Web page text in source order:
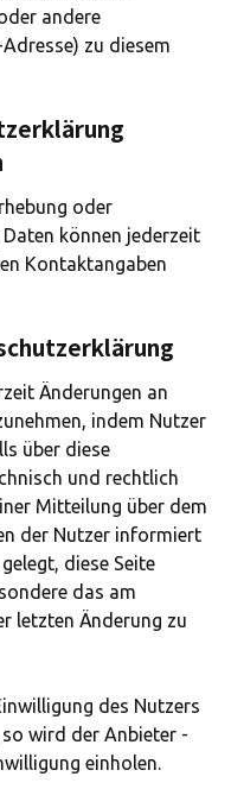
andere
zu diesem
oder
können jederzeit
Kontaktangaben
Änderungen an
indem Nutzer
über diese
und rechtlich
Mitteilung über dem
der Nutzer informiert
diese Seite
das am
letzten Änderung zu
des Nutzers
wird der Anbieter -
einholen.